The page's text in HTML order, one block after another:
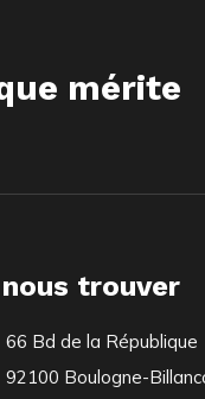
mérite
nous trouver
66 Bd de la République
92100 Boulogne-